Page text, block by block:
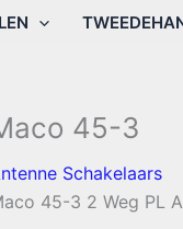
45-3
Schakelaars
45-3 2 Weg PL